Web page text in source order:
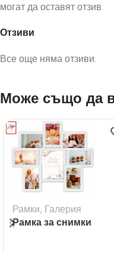
Отзиви
Все още няма отзиви.
могат да оставят отзив.
Може също да
Рамки, Галерия
Рамка за снимки